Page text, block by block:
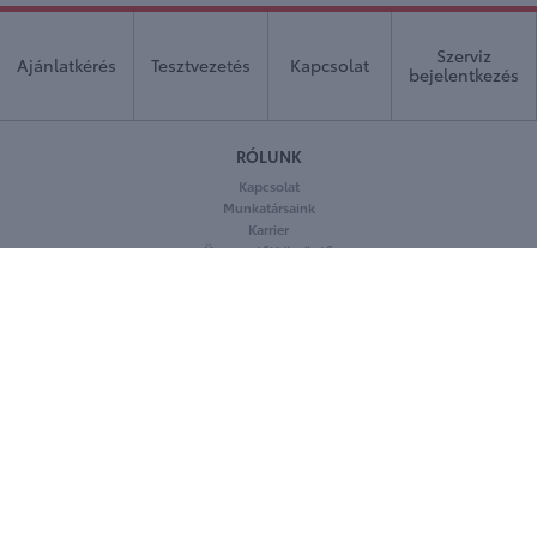
Ajánlatkérés Tesztvezetés Kapcsolat
Szerviz
bejelentkezés
RÓLUNK
Kapcsolat
Munkatársaink
Karrier
Ügyvezetői köszöntő